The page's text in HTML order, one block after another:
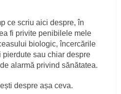
ce scriu aici despre, în
fi privite penibilele mele
biologic, încercările
sau chiar despre
alarmă privind sănătatea.
despre așa ceva.